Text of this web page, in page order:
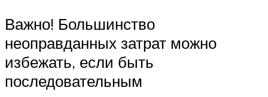
Важно! Большинство
неоправданных затрат можно
избежать, если быть
последовательным